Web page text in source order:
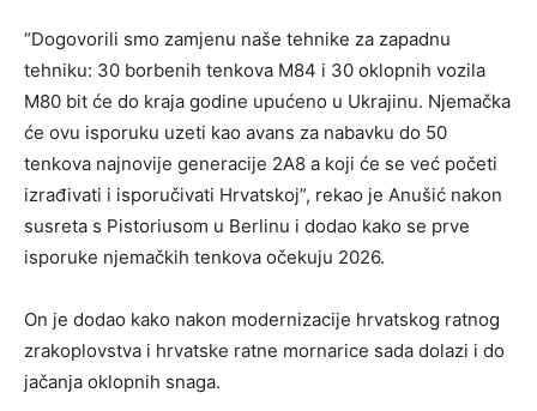
“Dogovorili smo zamjenu naše tehnike za zapadnu
tehniku: 30 borbenih tenkova M84 i 30 oklopnih vozila
M80 bit će do kraja godine upućeno u Ukrajinu. Njemačka
će ovu isporuku uzeti kao avans za nabavku do 50
tenkova najnovije generacije 2A8 a koji će se već početi
izrađivati i isporučivati Hrvatskoj”, rekao je Anušić nakon
susreta s Pistoriusom u Berlinu i dodao kako se prve
isporuke njemačkih tenkova očekuju 2026.
On je dodao kako nakon modernizacije hrvatskog ratnog
zrakoplovstva i hrvatske ratne mornarice sada dolazi i do
jačanja oklopnih snaga.